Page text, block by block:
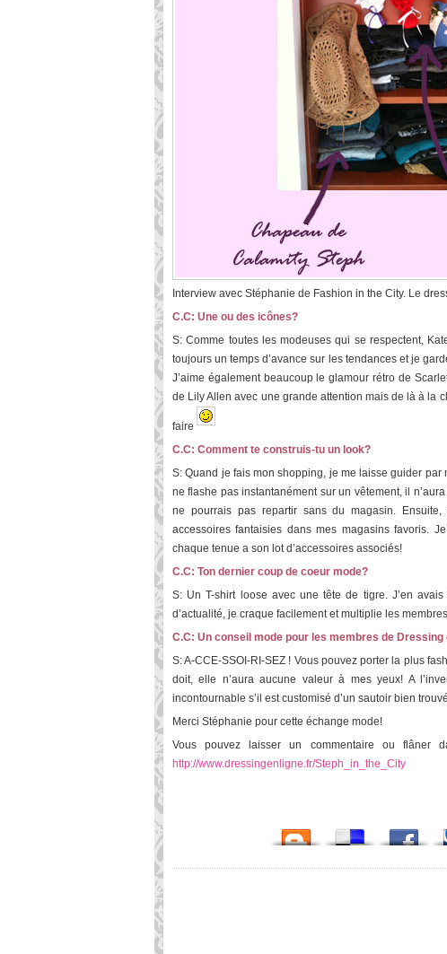
Interview avec Stéphanie de Fashion in the City. Le
C.C: Une ou des icônes?
S: Comme toutes les modeuses qui se respectent,
toujours un temps d’avance sur les tendances et je
J’aime également beaucoup le glamour rétro de
de Lily Allen avec une grande attention mais de là à la
faire
C.C: Comment te construis-tu un look?
S: Quand je fais mon shopping, je me laisse guider
ne flashe pas instantanément sur un vêtement, il
ne pourrais pas repartir sans du magasin.
accessoires fantaisies dans mes magasins favoris.
chaque tenue a son lot d’accessoires associés!
C.C: Ton dernier coup de coeur mode?
S: Un T-shirt loose avec une tête de tigre. J’en
d’actualité, je craque facilement et multiplie les
C.C: Un conseil mode pour les membres de Dressing
S: A-CCE-SSOI-RI-SEZ ! Vous pouvez porter la plus
doit, elle n’aura aucune valeur à mes yeux! A
incontournable s’il est customisé d’un sautoir bien
Merci Stéphanie pour cette échange mode!
Vous pouvez laisser un commentaire ou flâner
http://www.dressingenligne.fr/Steph_in_the_City